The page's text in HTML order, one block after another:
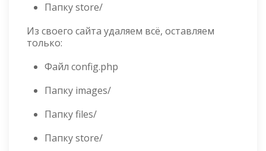
Папку store/
Из своего сайта удаляем всё, оставляем
только:
Файл config.php
Папку images/
Папку files/
Папку store/